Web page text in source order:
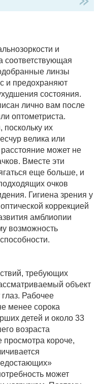
и
соответствующая
линзы
и предохраняют
состояния.
лично вам после
оптометриста.
поскольку их
велика или
может не
Вместе эти
еще больше, и
очков
Гигиена зрения у
коррекцией
амблиопии
возможность
требующих
объект
Рабочее
менее сорока
детей и около 33
возраста
просмотра короче,
может